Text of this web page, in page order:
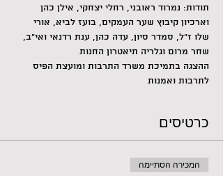
תודות: נמרוד ראובני, רחלי יצחקי, אילן כהן
וארכיון קיבוץ שער העמקים, בועז לביא, אורי
שלו ז״ל, סמדר סיון, עדה כהן, ענת רדנאי ואי״ב,
שחר מרום וגלריה תיאטרון החנות
ההצגה בתמיכת משרד התרבות ומועצת הפיס
לתרבות ואמנות
כרטיסים
המכירה הסתיימה